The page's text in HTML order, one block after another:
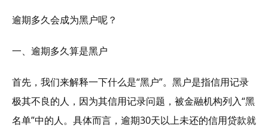
逾期多久会成为黑户呢？
一、逾期多久算是黑户
首先，我们来解释一下什么是“黑户”。黑户是指信用记录
极其不良的人，因为其信用记录问题，被金融机构列入“黑
名单”中的人。具体而言，逾期30天以上未还的信用贷款就